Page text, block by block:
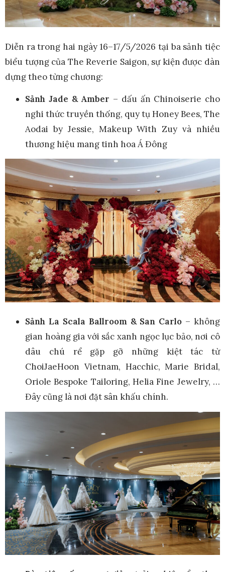
Diễn ra trong hai ngày 16–17/5/2026 tại ba sảnh tiệc
biểu tượng của The Reverie Saigon, sự kiện được dàn
dựng theo từng chương:
Sảnh Jade & Amber – dấu ấn Chinoiserie cho
nghi thức truyền thống, quy tụ Honey Bees, The
Aodai by Jessie, Makeup With Zuy và nhiều
thương hiệu mang tinh hoa Á Đông
Sảnh La Scala Ballroom & San Carlo – không
gian hoàng gia với sắc xanh ngọc lục bảo, nơi cô
dâu chú rể gặp gỡ những kiệt tác từ
ChoiJaeHoon Vietnam, Hacchic, Marie Bridal,
Oriole Bespoke Tailoring, Helia Fine Jewelry, …
Đây cũng là nơi đặt sân khấu chính.